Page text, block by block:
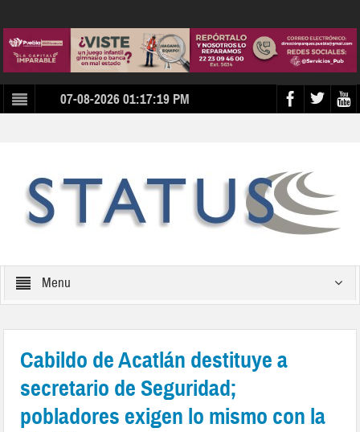
07-08-2026 01:17:19 PM
Menu
Cabildo de Acatlán destituye a
secretario de Seguridad;
pobladores exigen lo mismo con la